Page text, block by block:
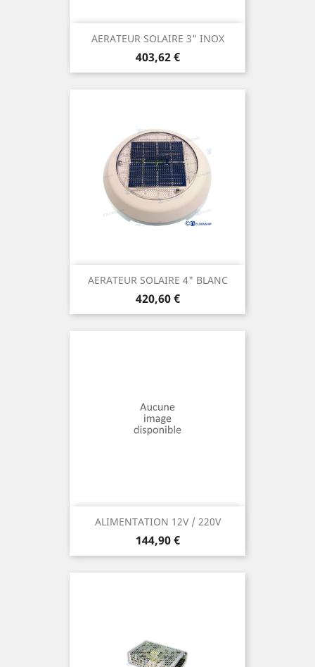
AERATEUR SOLAIRE 3" INOX
Prix
403,62 €
AERATEUR SOLAIRE 4" BLANC
Prix
420,60 €
ALIMENTATION 12V / 220V
Prix
144,90 €